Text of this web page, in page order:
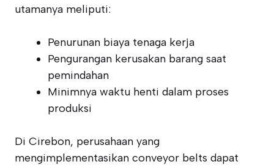
utamanya meliputi:
Penurunan biaya tenaga kerja
Pengurangan kerusakan barang saat
pemindahan
Minimnya waktu henti dalam proses
produksi
Di Cirebon, perusahaan yang
mengimplementasikan conveyor belts dapat